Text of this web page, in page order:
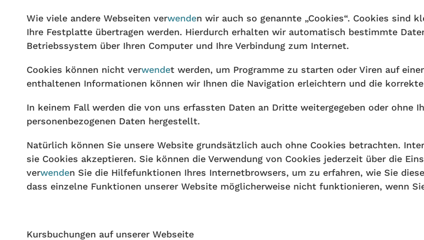
Wie viele andere Webseiten verwenden wir auch so genannte „Cookies“. Cookies sind
Ihre Festplatte übertragen werden. Hierdurch erhalten wir automatisch bestimmte
Betriebssystem über Ihren Computer und Ihre Verbindung zum Internet.
Cookies können nicht verwendet werden, um Programme zu starten oder Viren auf
enthaltenen Informationen können wir Ihnen die Navigation erleichtern und die
In keinem Fall werden die von uns erfassten Daten an Dritte weitergegeben oder ohne
personenbezogenen Daten hergestellt.
Natürlich können Sie unsere Website grundsätzlich auch ohne Cookies betrachten.
sie Cookies akzeptieren. Sie können die Verwendung von Cookies jederzeit über die
verwenden Sie die Hilfefunktionen Ihres Internetbrowsers, um zu erfahren, wie Sie
dass einzelne Funktionen unserer Website möglicherweise nicht funktionieren, wenn
Kursbuchungen auf unserer Webseite